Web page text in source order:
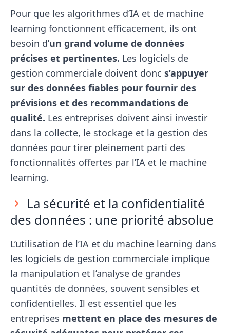
Pour que les algorithmes d’IA et de machine
learning fonctionnent efficacement, ils ont
besoin d’un grand volume de données
précises et pertinentes. Les logiciels de
gestion commerciale doivent donc s’appuyer
sur des données fiables pour fournir des
prévisions et des recommandations de
qualité. Les entreprises doivent ainsi investir
dans la collecte, le stockage et la gestion des
données pour tirer pleinement parti des
fonctionnalités offertes par l’IA et le machine
learning.
La sécurité et la confidentialité
des données : une priorité absolue
L’utilisation de l’IA et du machine learning dans
les logiciels de gestion commerciale implique
la manipulation et l’analyse de grandes
quantités de données, souvent sensibles et
confidentielles. Il est essentiel que les
entreprises mettent en place des mesures de